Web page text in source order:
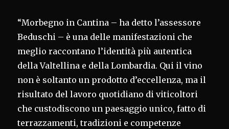
“Morbegno in Cantina – ha detto l’assessore
Beduschi – è una delle manifestazioni che
meglio raccontano l’identità più autentica
della Valtellina e della Lombardia. Qui il vino
non è soltanto un prodotto d’eccellenza, ma il
risultato del lavoro quotidiano di viticoltori
che custodiscono un paesaggio unico, fatto di
terrazzamenti, tradizioni e competenze